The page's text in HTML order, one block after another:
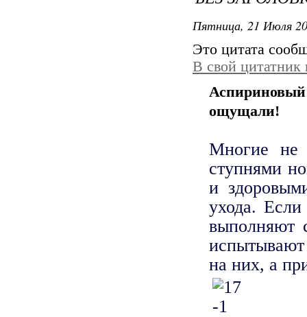
Пятница, 21 Июля
Это цитата
В свой цитатник
ощущали!
Многие не
ступнями
и
ухода.
выполняют
испытывают
на них, а